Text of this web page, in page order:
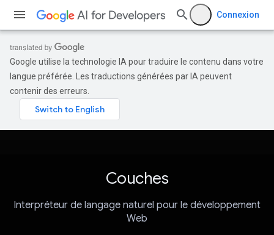
Connexion
Google utilise la technologie IA pour traduire le contenu dans votre
langue préférée. Les traductions générées par IA peuvent
contenir des erreurs.
Couches
Interpréteur de langage naturel pour le développement
Web